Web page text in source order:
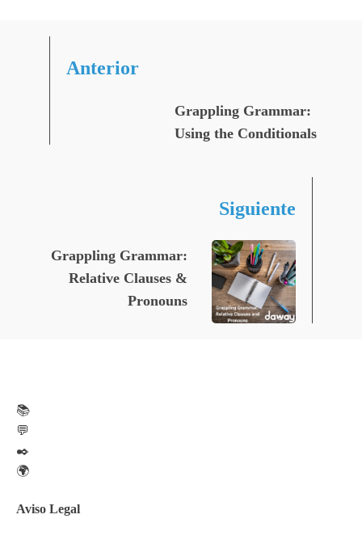
Anterior
Grappling Grammar:
Using the Conditionals
Siguiente
Grappling Grammar:
Relative Clauses &
Pronouns
📚
💬
✒️
🌍
Aviso Legal